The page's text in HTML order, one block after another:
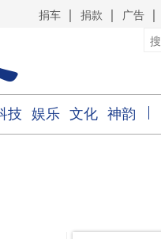
捐车 捐款 广告
技 娱乐 文化 神韵